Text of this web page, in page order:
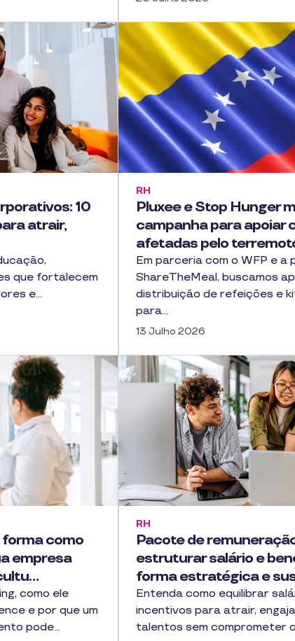
10
atrair,
que fortalecem
e…
Pluxee e Stop Hunger
campanha para apoiar
afetadas pelo
RH
Em parceria com o WFP e a
ShareTheMeal, buscamos
distribuição de refeições e
para…
13 Julho 2026
forma como
empresa
como ele
e por que um
pode…
Pacote de
estruturar salário e
forma estratégica e
RH
Entenda como equilibrar
incentivos para atrair,
talentos sem comprometer